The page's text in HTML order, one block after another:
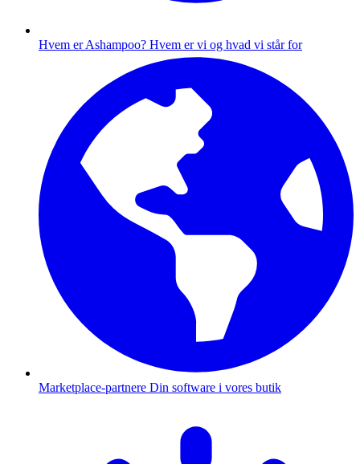
Hvem er Ashampoo? Hvem er vi og hvad vi står for
Marketplace-partnere Din software i vores butik